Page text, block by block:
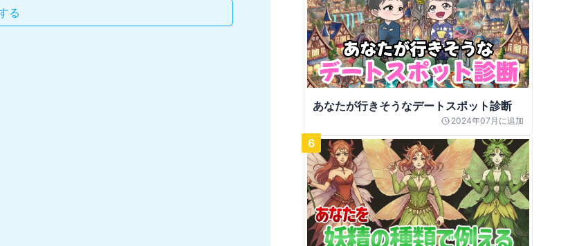
る
あなたが行きそうなデートスポット診断
2024年07月 に追加
6